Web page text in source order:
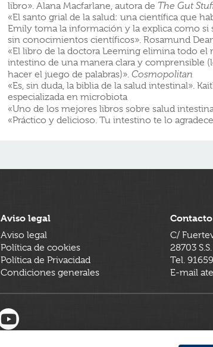
libro». Alana Macfarlane, autora de The Gut
«El santo grial de la salud: una científica que
Emily toma la información y la explica como si
sin conocimientos científicos». Rosamund
«El libro de la doctora Leeming elimina todo el
intestino de una manera clara y comprensible
hacer el juego de palabras)». Cosmopolitan
«Es, sin duda, la biblia de la salud intestinal».
especializada en microbiota
«Uno de los mejores libros sobre salud
«Práctico y delicioso. Tu intestino te lo
Aviso legal
Aviso legal
Política de cookies
Política de Privacidad
Condiciones generales
Contacto
C/
28703
Tel.
E-mail